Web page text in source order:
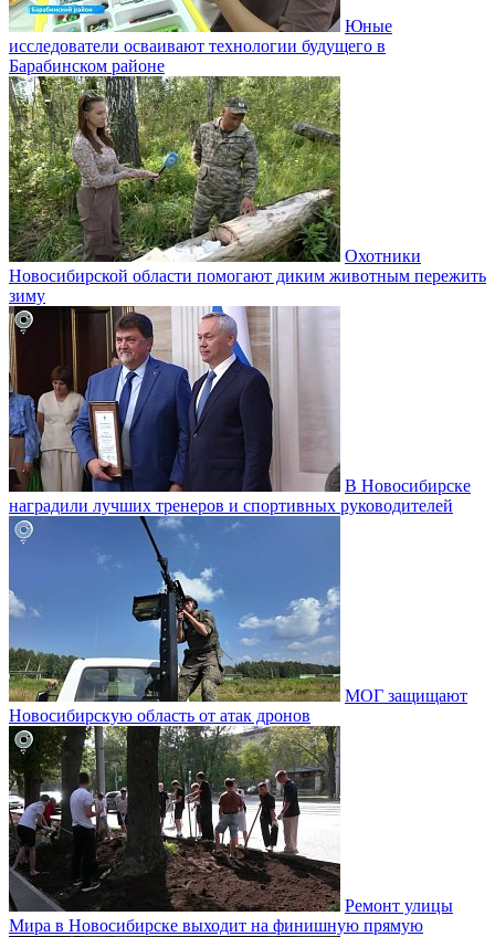
Юные
исследователи осваивают технологии будущего в
Барабинском районе
Охотники
Новосибирской области помогают диким животным пережить
зиму
В Новосибирске
наградили лучших тренеров и спортивных руководителей
МОГ защищают
Новосибирскую область от атак дронов
Ремонт улицы
Мира в Новосибирске выходит на финишную прямую